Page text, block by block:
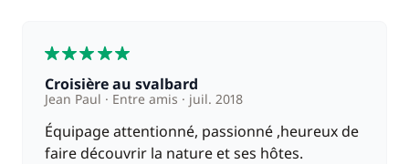
WifiCroisière au svalbard
Jean Paul Entre amis juil. 2018
Équipage attentionné, passionné ,heureux de
faire découvrir la nature et ses hôtes.